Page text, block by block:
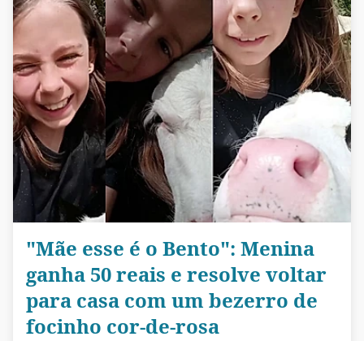
"Mãe esse é o Bento": Menina
ganha 50 reais e resolve voltar
para casa com um bezerro de
focinho cor-de-rosa